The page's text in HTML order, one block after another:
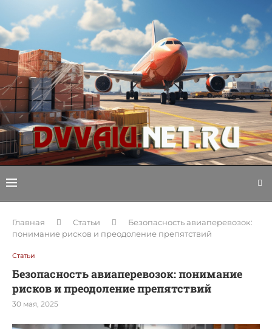
Главная Статьи
Безопасность авиаперевозок:
понимание рисков и преодоление препятствий
Статьи
Безопасность авиаперевозок: понимание
рисков и преодоление препятствий
30 мая, 2025